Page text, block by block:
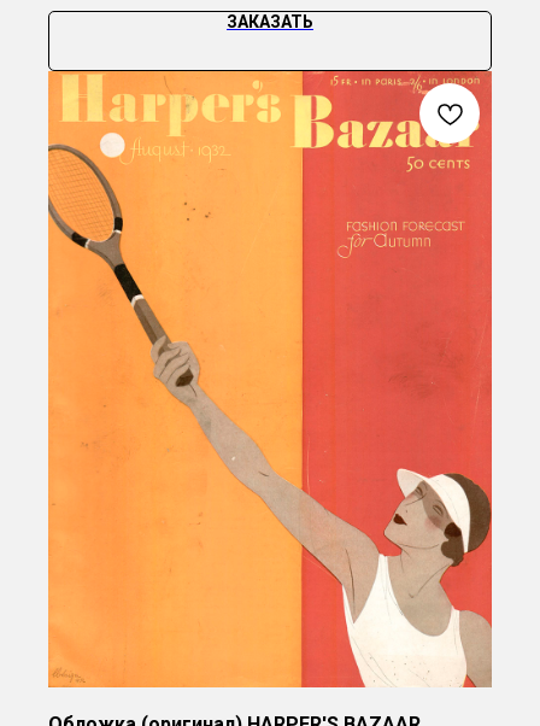
ЗАКАЗАТЬ